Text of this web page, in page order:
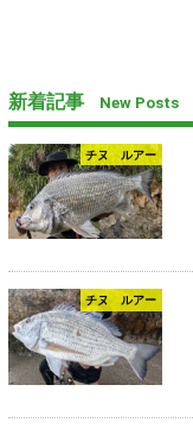
新着記事 New Posts
チヌ ルアー
チヌ ルアー